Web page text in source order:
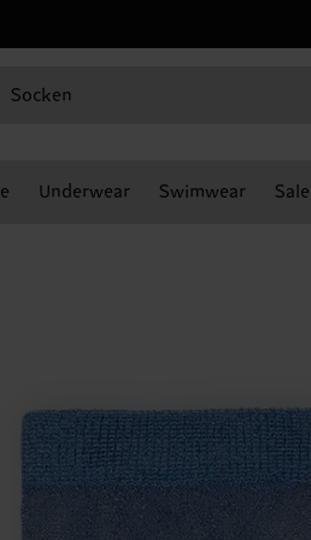
Socken
Underwear Swimwear Sale